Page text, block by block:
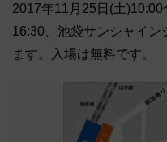
2017年11月25日(土
16:30、池袋サンシャイ
ます。入場は無料です。